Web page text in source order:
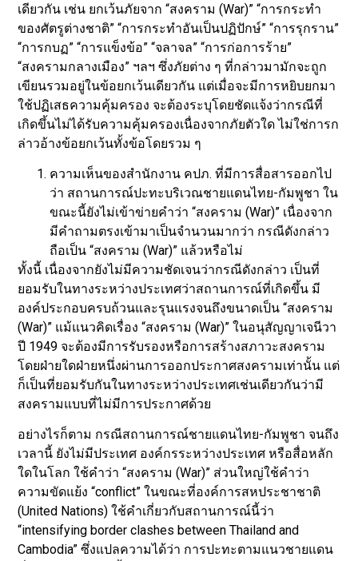
เดียวกัน เช่น ยกเว้นภัยจาก “สงคราม (War)” “การกระทำ
ของศัตรูต่างชาติ” “การกระทำอันเป็นปฏิปักษ์” “การรุกราน”
“การกบฏ” “การแข็งข้อ” “จลาจล” “การก่อการร้าย”
“สงครามกลางเมือง” ฯลฯ ซึ่งภัยต่าง ๆ ที่กล่าวมามักจะถูก
เขียนรวมอยู่ในข้อยกเว้นเดียวกัน แต่เมื่อจะมีการหยิบยกมา
ใช้ปฏิเสธความคุ้มครอง จะต้องระบุโดยชัดแจ้งว่ากรณีที่
เกิดขึ้นไม่ได้รับความคุ้มครองเนื่องจากภัยตัวใด ไม่ใช่การก
ล่าวอ้างข้อยกเว้นทั้งข้อโดยรวม ๆ
ความเห็นของสำนักงาน คปภ. ที่มีการสื่อสารออกไป
ว่า สถานการณ์ปะทะบริเวณชายแดนไทย-กัมพูชา ใน
ขณะนี้ยังไม่เข้าข่ายคำว่า “สงคราม (War)” เนื่องจาก
มีคำถามตรงเข้ามาเป็นจำนวนมากว่า กรณีดังกล่าว
ถือเป็น “สงคราม (War)” แล้วหรือไม่
ทั้งนี้ เนื่องจากยังไม่มีความชัดเจนว่ากรณีดังกล่าว เป็นที่
ยอมรับในทางระหว่างประเทศว่าสถานการณ์ที่เกิดขึ้น มี
องค์ประกอบครบถ้วนและรุนแรงจนถึงขนาดเป็น “สงคราม
(War)” แม้แนวคิดเรื่อง “สงคราม (War)” ในอนุสัญญาเจนีวา
ปี 1949 จะต้องมีการรับรองหรือการสร้างสภาวะสงคราม
โดยฝ่ายใดฝ่ายหนึ่งผ่านการออกประกาศสงครามเท่านั้น แต่
ก็เป็นที่ยอมรับกันในทางระหว่างประเทศเช่นเดียวกันว่ามี
สงครามแบบที่ไม่มีการประกาศด้วย
อย่างไรก็ตาม กรณีสถานการณ์ชายแดนไทย-กัมพูชา จนถึง
เวลานี้ ยังไม่มีประเทศ องค์กรระหว่างประเทศ หรือสื่อหลัก
ใดในโลก ใช้คำว่า “สงคราม (War)” ส่วนใหญ่ใช้คำว่า
ความขัดแย้ง “conflict” ในขณะที่องค์การสหประชาชาติ
(United Nations) ใช้คำเกี่ยวกับสถานการณ์นี้ว่า
“intensifying border clashes between Thailand and
Cambodia” ซึ่งแปลความได้ว่า การปะทะตามแนวชายแดน